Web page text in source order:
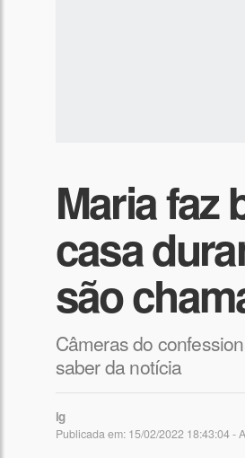
Maria faz
casa
são
Câmeras do
saber da notícia
ig
Publicada em: 15/02/2022 18:43:04 -